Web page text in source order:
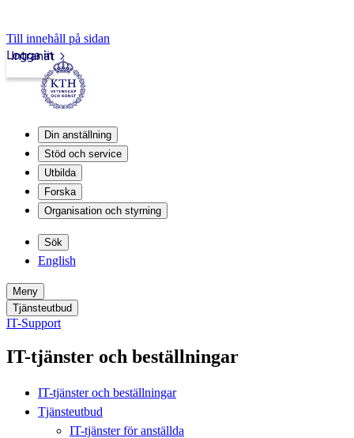
Till innehåll på sidan
Intranät
Logga in
Din anställning
Stöd och service
Utbilda
Forska
Organisation och styrning
Sök
English
Meny
Tjänsteutbud
IT-Support
IT-tjänster och beställningar
IT-tjänster och beställningar
Tjänsteutbud
IT-tjänster för anställda